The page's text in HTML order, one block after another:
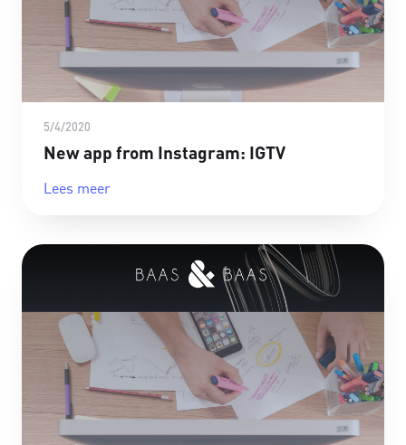
5/4/2020
New app from Instagram: IGTV
Lees meer